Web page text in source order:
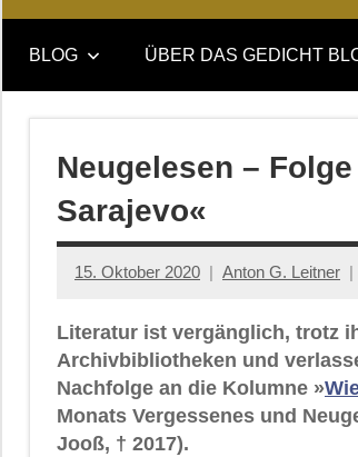
DAS
GEDICHT
blog
DAS
GEDICHT.
Zeitschrift
BLOG ÜBER DAS GEDICHT
Neugelesen –
Sarajevo«
15. Oktober 2020 Anton G. Leitner
Literatur ist vergänglich, trotz
Archivbibliotheken und
Nachfolge an die Kolumne »
Monats Vergessenes und
Jooß, † 2017).